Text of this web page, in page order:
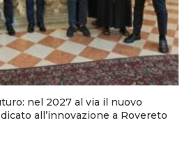
nel 2027 al via il nuovo
all’innovazione a Rovereto